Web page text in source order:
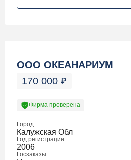
ООО ОКЕАНАРИУМ
170 000 ₽
Фирма проверена
Город:
Калужская Обл
Год регистрации:
2006
Госзаказы